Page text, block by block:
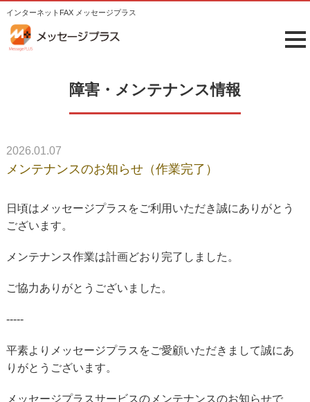
インターネットFAX メッセージプラス
障害・メンテナンス情報
2026.01.07
メンテナンスのお知らせ（作業完了）
日頃はメッセージプラスをご利用いただき誠にありがとう
ございます。
メンテナンス作業は計画どおり完了しました。
ご協力ありがとうございました。
-----
平素よりメッセージプラスをご愛顧いただきまして誠にあ
りがとうございます。
メッセージプラスサービスのメンテナンスのお知らせで